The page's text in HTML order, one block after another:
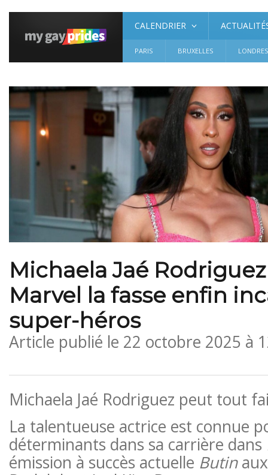
CALENDRIER
PARIS BRUXELLES LONDRES
Michaela Jaé
Marvel la fasse enfin
super-héros
Article publié le 22 octobre 2025 à
Michaela Jaé Rodriguez peut tout
La talentueuse actrice est connue
déterminants dans sa carrière dans
émission à succès actuelle Butin